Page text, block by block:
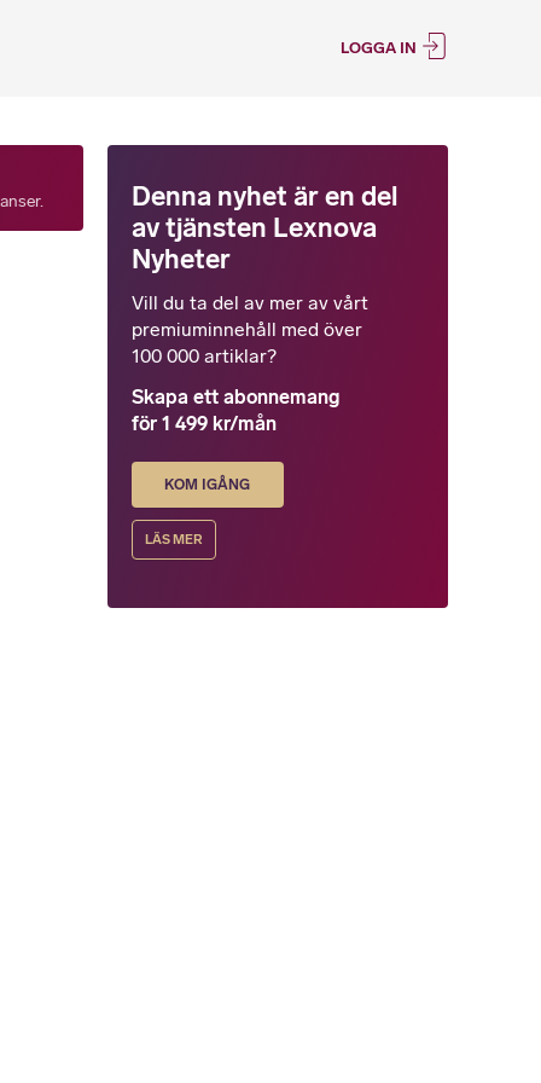
LOGGA IN
Denna nyhet är en del
av tjänsten Lexnova
Nyheter
Vill du ta del av mer av vårt
premiuminnehåll med över
100 000 artiklar?
Skapa ett abonnemang
för 1 499 kr/mån
KOM IGÅNG
LÄS MER